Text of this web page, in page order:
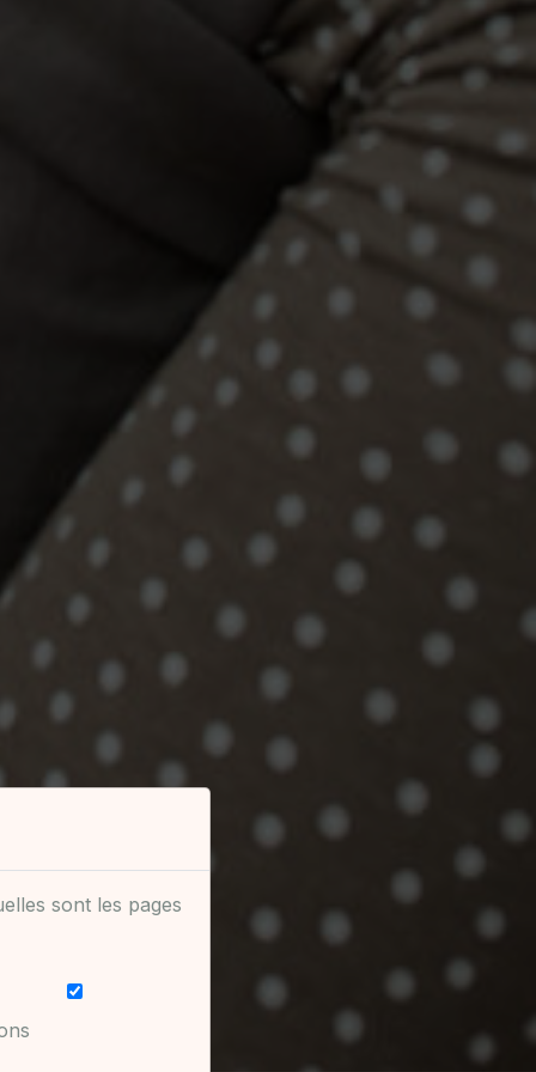
sont les pages